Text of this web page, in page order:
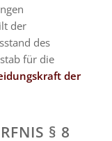
der
des
für die
der
§ 8